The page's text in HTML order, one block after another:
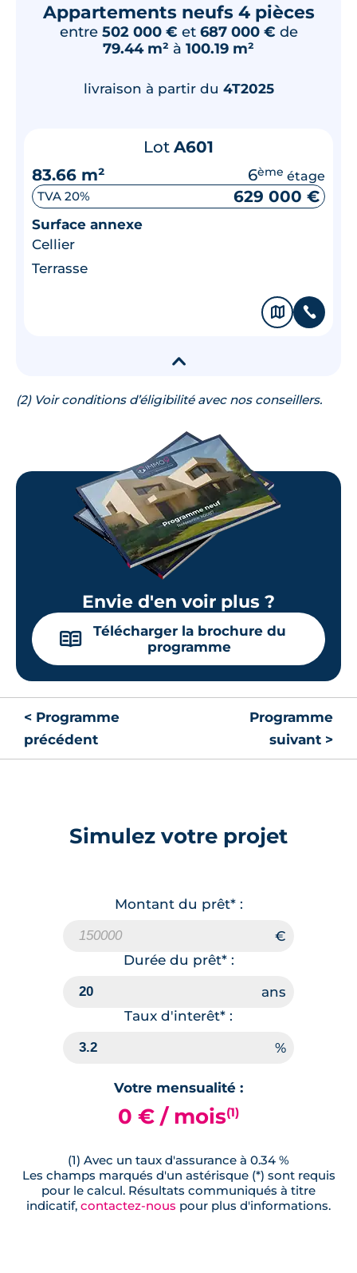
Appartements neufs 4 pièces
entre 502 000 € et 687 000 € de
79.44 m² à 100.19 m²
livraison à partir du 4T2025
Lot A601
83.66 m²
6ème étage
TVA 20% 629 000 €
Surface annexe
Cellier
Terrasse
🗞 📞
▾
(2) Voir conditions d’éligibilité avec nos conseillers.
Envie d'en voir plus ?
📖
Télécharger la brochure du
programme
< Programme
précédent
Programme
suivant >
Simulez votre projet
Montant du prêt* :
Durée du prêt* :
Taux d'interêt* :
Votre mensualité :
0 € / mois(1)
(1) Avec un taux d'assurance à 0.34 %
Les champs marqués d'un astérisque (*) sont requis
pour le calcul. Résultats communiqués à titre
indicatif, contactez-nous pour plus d'informations.